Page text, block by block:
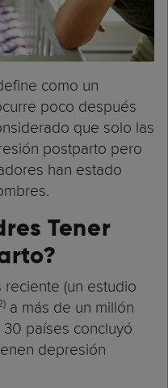
como un
poco después
que solo las
postparto pero
han estado
Tener
reciente (un estudio
a más de un millón
países concluyó
depresión